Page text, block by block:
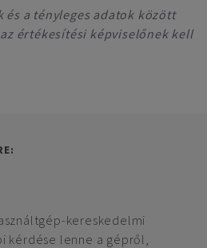
a tényleges adatok között
értékesítési képviselőnek kell
kereskedelmi
kérdése lenne a gépről,